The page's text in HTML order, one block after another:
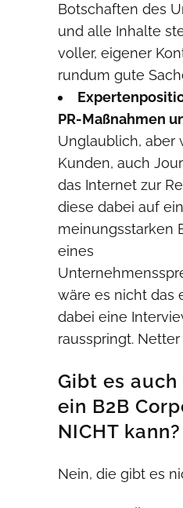
Botschaften des
und alle Inhalte
voller, eigener
rundum gute
PR-Maßnahmen
Unglaublich, aber
Kunden, auch
das Internet zur
diese dabei auf
meinungsstarken
eines
wäre es nicht das
dabei eine
rausspringt.
Gibt es auch
ein B2B
NICHT kann?
Nein, die gibt es